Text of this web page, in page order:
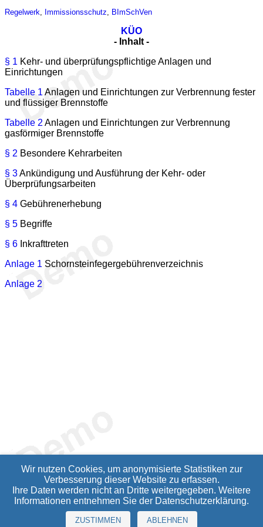
Regelwerk Immissionsschutz BImSchVen
KÜO
- Inhalt -
§ 1 Kehr- und überprüfungspflichtige Anlagen und
Einrichtungen
Tabelle 1 Anlagen und Einrichtungen zur Verbrennung fester
und flüssiger Brennstoffe
Tabelle 2 Anlagen und Einrichtungen zur Verbrennung
gasförmiger Brennstoffe
§ 2 Besondere Kehrarbeiten
§ 3Ankündigung und Ausführung der Kehr- oder
Überprüfungsarbeiten
§ 4 Gebührenerhebung
§ 5 Begriffe
§ 6 Inkrafttreten
Anlage 1 Schornsteinfegergebührenverzeichnis
Anlage 2
Wir nutzen Cookies, um anonymisierte Statistiken zur
Verbesserung dieser Website zu erfassen.
Ihre Daten werden nicht an Dritte weitergegeben. Weitere
Informationen entnehmen Sie der Datenschutzerklärung.
ZUSTIMMEN ABLEHNEN